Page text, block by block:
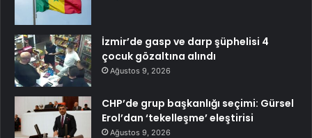
İzmir’de gasp ve darp şüphelisi 4
çocuk gözaltına alındı
Ağustos 9, 2026
CHP’de grup başkanlığı seçimi: Gürsel
Erol’dan ‘tekelleşme’ eleştirisi
Ağustos 9, 2026